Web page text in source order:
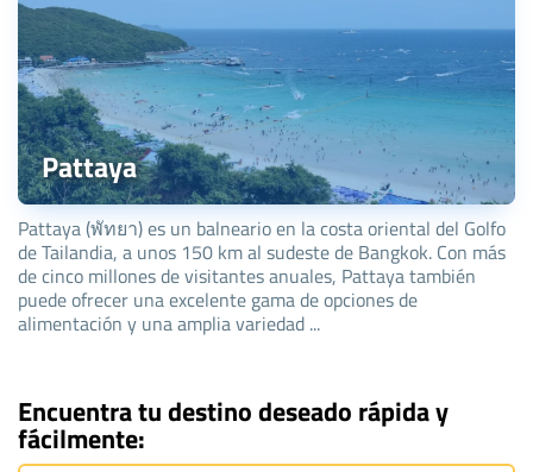
Pattaya
Pattaya (พัทยา) es un balneario en la costa oriental del Golfo
de Tailandia, a unos 150 km al sudeste de Bangkok. Con más
de cinco millones de visitantes anuales, Pattaya también
puede ofrecer una excelente gama de opciones de
alimentación y una amplia variedad ...
Encuentra tu destino deseado rápida y
fácilmente: